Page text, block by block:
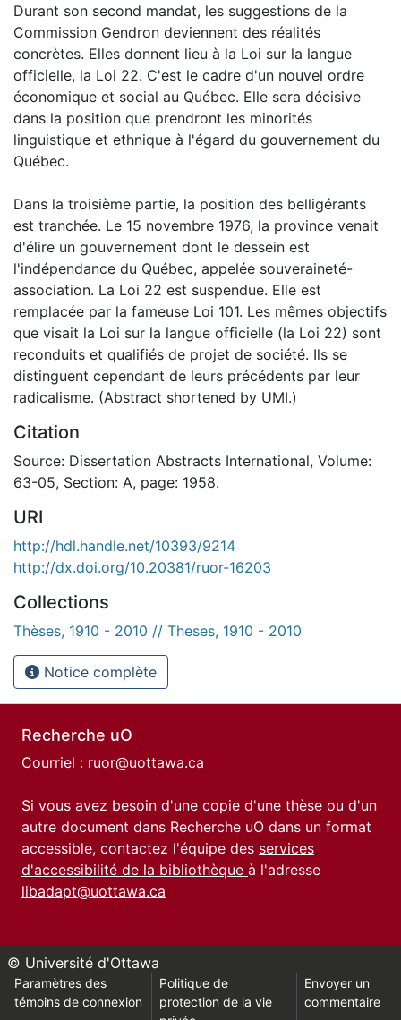
Durant son second mandat, les suggestions de la
Commission Gendron deviennent des réalités
concrètes. Elles donnent lieu à la Loi sur la langue
officielle, la Loi 22. C'est le cadre d'un nouvel ordre
économique et social au Québec. Elle sera décisive
dans la position que prendront les minorités
linguistique et ethnique à l'égard du gouvernement du
Québec.
Dans la troisième partie, la position des belligérants
est tranchée. Le 15 novembre 1976, la province venait
d'élire un gouvernement dont le dessein est
l'indépendance du Québec, appelée souveraineté-
association. La Loi 22 est suspendue. Elle est
remplacée par la fameuse Loi 101. Les mêmes objectifs
que visait la Loi sur la langue officielle (la Loi 22) sont
reconduits et qualifiés de projet de société. Ils se
distinguent cependant de leurs précédents par leur
radicalisme. (Abstract shortened by UMI.)
Citation
Source: Dissertation Abstracts International, Volume:
63-05, Section: A, page: 1958.
URI
http://hdl.handle.net/10393/9214
http://dx.doi.org/10.20381/ruor-16203
Collections
Thèses, 1910 - 2010 // Theses, 1910 - 2010
Notice complète
Recherche uO
Courriel : ruor@uottawa.ca
Si vous avez besoin d'une copie d'une thèse ou d'un
autre document dans Recherche uO dans un format
accessible, contactez l'équipe des services
d'accessibilité de la bibliothèque à l'adresse
libadapt@uottawa.ca
© Université d'Ottawa
Paramètres des
témoins de connexion
Politique de
protection de la vie
Envoyer un
commentaire